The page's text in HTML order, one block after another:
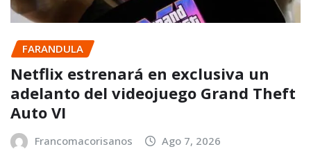
FARANDULA
Netflix estrenará en exclusiva un
adelanto del videojuego Grand Theft
Auto VI
Francomacorisanos Ago 7, 2026